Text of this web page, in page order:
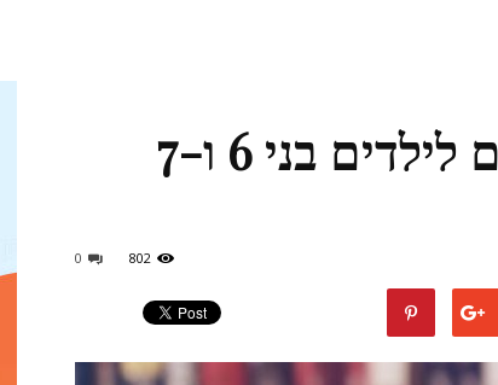
אמהות
למה כדאי לבחור ספרים לילדים בני 6 ו-7
0 802